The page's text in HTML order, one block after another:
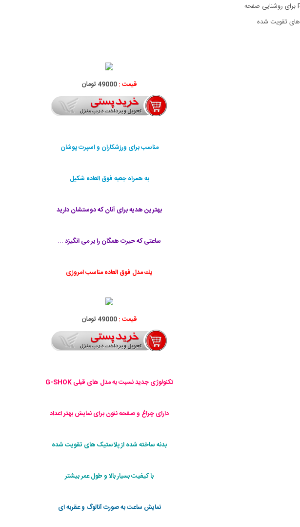
های تقویت شده
قیمت :49000 تومان
مناسب برای ورزشکاران و اسپرت پوشان
به همراه جعبه فوق العاده شکیل
بهترین هدیه برای آنان که دوستشان دارید
ساعتی که حیرت همگان را بر می انگیزد ...
يك مدل فوق العاده مناسب امروزی
قیمت :49000 تومان
تکنولوژی جدید نسبت به مدل های قبلی G-SHOK
دارای چراغ و صفحه نئون برای نمایش بهتر اعداد
بدنه ساخته شده از پلاستیک های تقویت شده
با کیفیت بسیار بالا و طول عمر بیشتر
نمایش ساعت به صورت آنالوگ و عقربه ای